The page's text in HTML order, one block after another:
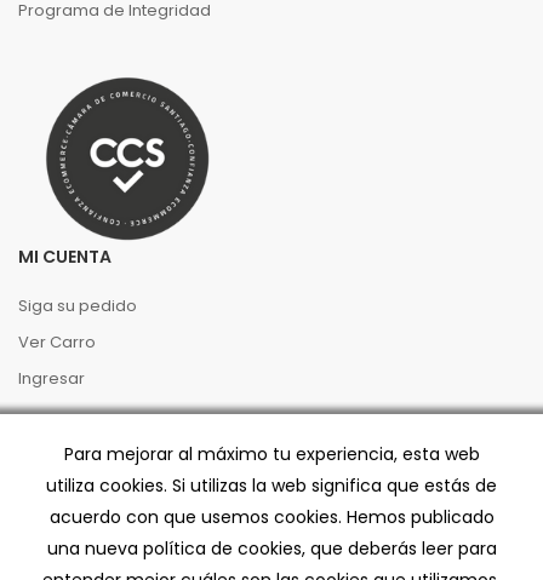
Programa de Integridad
MI CUENTA
Siga su pedido
Ver Carro
Ingresar
PREGUNTAS FRECUENTES
Términos y Condiciones
Preventa
Políticas de Privacidad
Para mejorar al máximo tu experiencia, esta web
utiliza cookies. Si utilizas la web significa que estás de
acuerdo con que usemos cookies. Hemos publicado
una nueva política de cookies, que deberás leer para